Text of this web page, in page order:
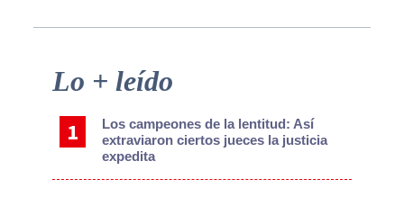
Primary
Lo + leído
Los campeones de la lentitud: Así
extraviaron ciertos jueces la justicia
expedita